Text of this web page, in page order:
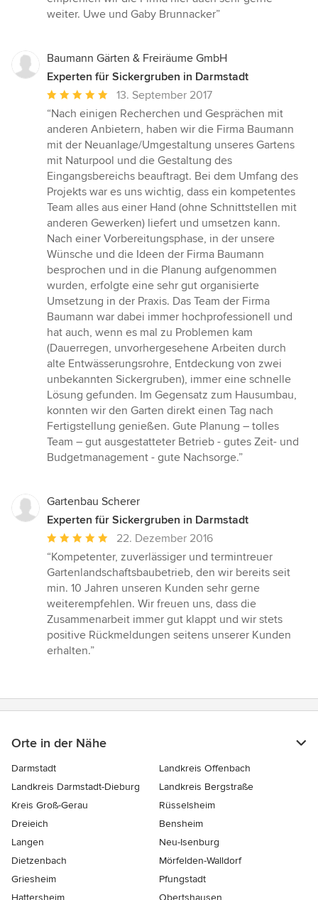
weiter. Uwe und Gaby Brunnacker”
Baumann Gärten & Freiräume GmbH
Experten für Sickergruben in Darmstadt
Durchschnittliche
Bewertung:
5
von
5
Sternen
13. September 2017
“Nach einigen Recherchen und Gesprächen mit
anderen Anbietern, haben wir die Firma Baumann
mit der Neuanlage/Umgestaltung unseres Gartens
mit Naturpool und die Gestaltung des
Eingangsbereichs beauftragt. Bei dem Umfang des
Projekts war es uns wichtig, dass ein kompetentes
Team alles aus einer Hand (ohne Schnittstellen mit
anderen Gewerken) liefert und umsetzen kann.
Nach einer Vorbereitungsphase, in der unsere
Wünsche und die Ideen der Firma Baumann
besprochen und in die Planung aufgenommen
wurden, erfolgte eine sehr gut organisierte
Umsetzung in der Praxis. Das Team der Firma
Baumann war dabei immer hochprofessionell und
hat auch, wenn es mal zu Problemen kam
(Dauerregen, unvorhergesehene Arbeiten durch
alte Entwässerungsrohre, Entdeckung von zwei
unbekannten Sickergruben), immer eine schnelle
Lösung gefunden. Im Gegensatz zum Hausumbau,
konnten wir den Garten direkt einen Tag nach
Fertigstellung genießen. Gute Planung – tolles
Team – gut ausgestatteter Betrieb - gutes Zeit- und
Budgetmanagement - gute Nachsorge.”
Gartenbau Scherer
Experten für Sickergruben in Darmstadt
Durchschnittliche
Bewertung:
5
von
5
Sternen
22. Dezember 2016
“Kompetenter, zuverlässiger und termintreuer
Gartenlandschaftsbaubetrieb, den wir bereits seit
min. 10 Jahren unseren Kunden sehr gerne
weiterempfehlen. Wir freuen uns, dass die
Zusammenarbeit immer gut klappt und wir stets
positive Rückmeldungen seitens unserer Kunden
erhalten.”
Orte in der Nähe
Darmstadt
Landkreis Offenbach
Landkreis Darmstadt-Dieburg
Landkreis Bergstraße
Kreis Groß-Gerau
Rüsselsheim
Dreieich
Bensheim
Langen
Neu-Isenburg
Dietzenbach
Mörfelden-Walldorf
Griesheim
Pfungstadt
Hattersheim
Obertshausen